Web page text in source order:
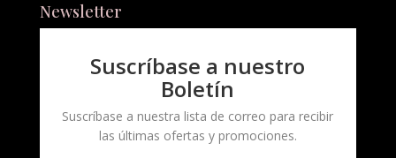
Newsletter
Suscríbase a nuestro
Boletín
Suscríbase a nuestra lista de correo para recibir
las últimas ofertas y promociones.